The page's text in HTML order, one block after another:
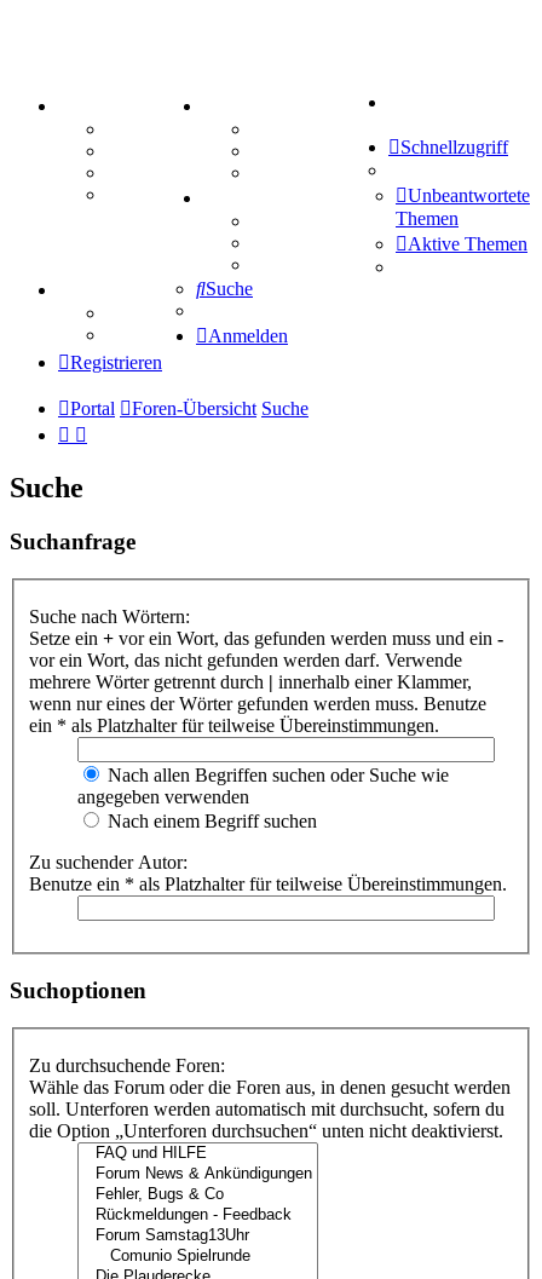
Mastodon
Treffenübersicht
Zitatesammlung
Schiffe versenken
Tipprunde
Comunio
Schnellzugriff
Unbeantwortete
Themen
Aktive Themen
Suche
Anmelden
Registrieren
Portal Foren-Übersicht Suche
Suche
Suchanfrage
Suche nach Wörtern:
Setze ein + vor ein Wort, das gefunden werden muss und ein -
vor ein Wort, das nicht gefunden werden darf. Verwende
mehrere Wörter getrennt durch | innerhalb einer Klammer,
wenn nur eines der Wörter gefunden werden muss. Benutze
ein * als Platzhalter für teilweise Übereinstimmungen.
Nach allen Begriffen suchen oder Suche wie
angegeben verwenden
Nach einem Begriff suchen
Zu suchender Autor:
Benutze ein * als Platzhalter für teilweise Übereinstimmungen.
Suchoptionen
Zu durchsuchende Foren:
Wähle das Forum oder die Foren aus, in denen gesucht werden
soll. Unterforen werden automatisch mit durchsucht, sofern du
die Option „Unterforen durchsuchen“ unten nicht deaktivierst.